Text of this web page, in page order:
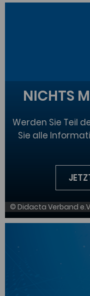
NICHTS
Werden Sie Teil
Sie alle
© Didacta Verband